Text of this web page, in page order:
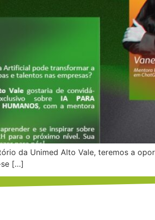
da Unimed Alto Vale, teremos a
se […]